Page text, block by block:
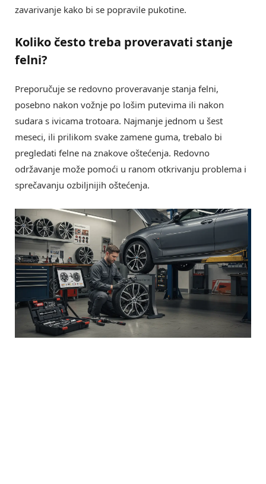
zavarivanje kako bi se popravile pukotine.
Koliko često treba proveravati stanje
felni?
Preporučuje se redovno proveravanje stanja felni,
posebno nakon vožnje po lošim putevima ili nakon
sudara s ivicama trotoara. Najmanje jednom u šest
meseci, ili prilikom svake zamene guma, trebalo bi
pregledati felne na znakove oštećenja. Redovno
održavanje može pomoći u ranom otkrivanju problema i
sprečavanju ozbiljnijih oštećenja.